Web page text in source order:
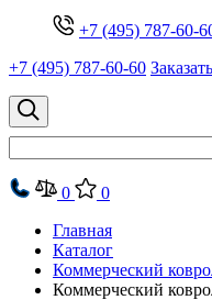
+7 (495) 787-60-
+7 (495) 787-60-60
0
0
Главная
Каталог
Коммерческий
Коммерческий